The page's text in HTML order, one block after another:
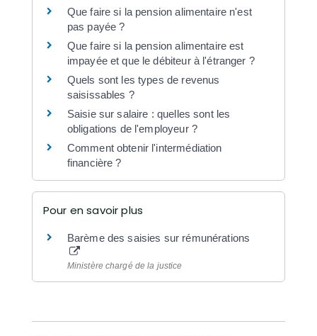
Que faire si la pension alimentaire n'est
pas payée ?
Que faire si la pension alimentaire est
impayée et que le débiteur à l'étranger ?
Quels sont les types de revenus
saisissables ?
Saisie sur salaire : quelles sont les
obligations de l'employeur ?
Comment obtenir l'intermédiation
financière ?
Pour en savoir plus
Barème des saisies sur rémunérations
Ministère chargé de la justice